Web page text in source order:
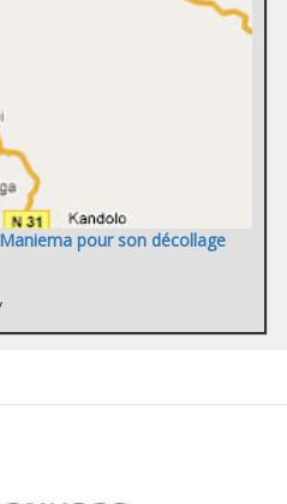
pour son décollage